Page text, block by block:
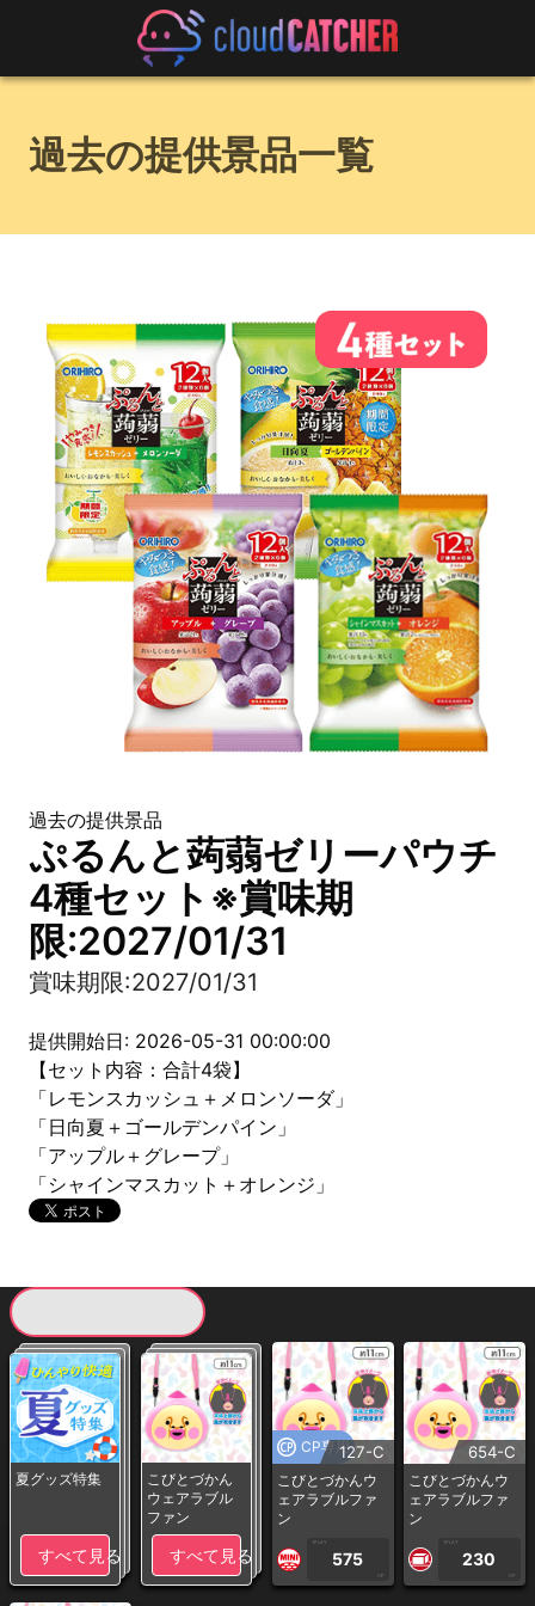
過去の提供景品一覧
過去の提供景品
ぷるんと蒟蒻ゼリーパウチ
4種セット※賞味期
限:2027/01/31
賞味期限:2027/01/31
提供開始日: 2026-05-31 00:00:00
【セット内容：合計4袋】
「レモンスカッシュ＋メロンソーダ」
「日向夏＋ゴールデンパイン」
「アップル＋グレープ」
「シャインマスカット＋オレンジ」
夏グッズ特集
すべて見る
こびとづかん
ウェアラブル
ファン
すべて見る
CP専用127-C
こびとづかんウ
ェアラブルファ
ン
1PLAY
575
CP
654-C
こびとづかんウ
ェアラブルファ
ン
1PLAY
230
CP